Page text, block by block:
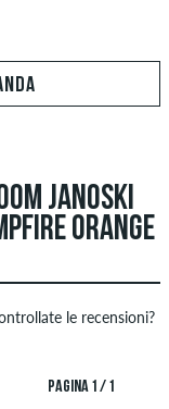
JANOSKI
ORANGE
le recensioni?
possono
il nostro
PAGINA 1 / 1